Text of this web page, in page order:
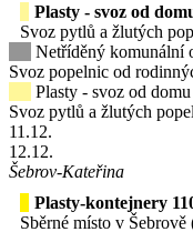
Plasty - svoz od
Svoz pytlů a žlutých
Netříděný komunální
Svoz popelnic od
Plasty - svoz od domu
Svoz pytlů a žlutých
11 .12.
12.12.
Šebrov-Kateřina
Plasty-kontejnery
Sběrné místo v